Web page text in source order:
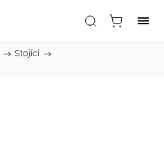
/ Stojící /